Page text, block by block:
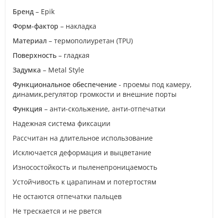
Бренд – Epik
Форм-фактор – накладка
Материал – термополиуретан (TPU)
Поверхность – гладкая
Задумка – Metal Style
Функциональное обеспечение - проемы под камеру,
динамик,регулятор громкости и внешние порты
Функция – анти-скольжение, анти-отпечатки
Надежная система фиксации
Рассчитан на длительное использование
Исключается деформация и выцветание
Износостойкость и пыленепроницаемость
Устойчивость к царапинам и потертостям
Не остаются отпечатки пальцев
Не трескается и не рвется